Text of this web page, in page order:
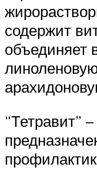
содержит
объединяет
“Тетравит”